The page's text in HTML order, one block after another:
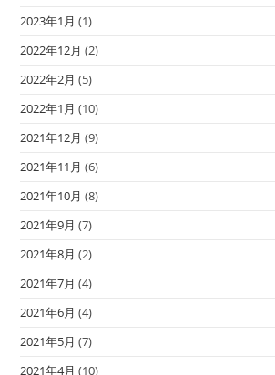
2023年1月 (1)
2022年12月 (2)
2022年2月 (5)
2022年1月 (10)
2021年12月 (9)
2021年11月 (6)
2021年10月 (8)
2021年9月 (7)
2021年8月 (2)
2021年7月 (4)
2021年6月 (4)
2021年5月 (7)
2021年4月 (10)